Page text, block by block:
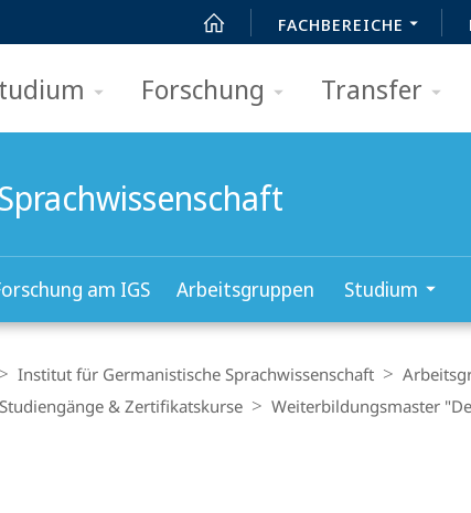
FACHBEREICHE
Forschung Transfer
am IGS Arbeitsgruppen Studium
Institut für Germanistische Sprachwissenschaft
Studiengänge & Zertifikatskurse
Weiterbildungsmaster